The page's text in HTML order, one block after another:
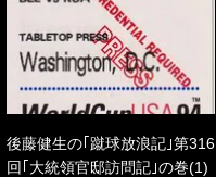
後藤健生の｢蹴球放浪記｣第316
回｢大統領官邸訪問記｣の巻(1)